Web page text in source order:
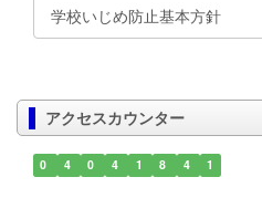
学校いじめ防止基本方針
アクセスカウンター
0 4 0 4 1 8 4 1